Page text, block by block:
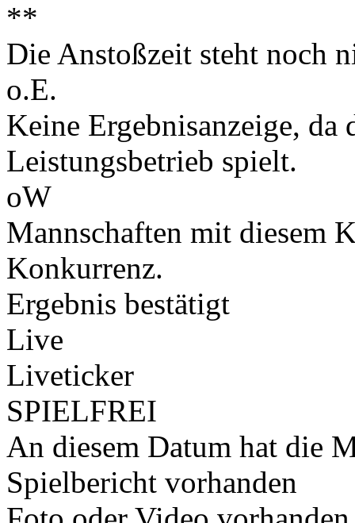
**
Die Anstoßzeit steht noch
o.E.
Keine Ergebnisanzeige,
Leistungsbetrieb spielt.
oW
Mannschaften mit diesem
Konkurrenz.
Ergebnis bestätigt
Live
Liveticker
SPIELFREI
An diesem Datum hat die
Spielbericht vorhanden